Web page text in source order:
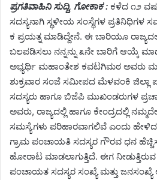
ಪ್ರಗತಿವಾಹಿನಿ ಸುದ್ದಿ, ಗೋಕಾಕ : ಕಳೆದ ೧೨
ಸದಸ್ಯನಾಗಿ ಸ್ಥಳೀಯ ಸಂಸ್ಥೆಗಳ ಪ್ರತಿನಿಧಿಗಳ
ಕ ಪ್ರಯತ್ನ ಮಾಡಿದ್ದೇನೆ. ಈ ಬಾರಿಯೂ
ಬಲಪಡಿಸಲು ನನ್ನನ್ನು ೩ನೇ ಬಾರಿಗೆ ಆಯ್ಕೆ
ಅಭ್ಯರ್ಥಿ ಮಹಾಂತೇಶ ಕವಟಗಿಮಠ ಅವರು
ಶುಕ್ರವಾರ ಸಂಜೆ ಸಮೀಪದ ಮೆಳವಂಕಿ ಜಿಲ್ಲಾ
ಸದಸ್ಯರು ಹಾಗೂ ಬಿಜೆಪಿ ಮುಖಂಡರುಗಳ
ಅವರು, ರಾಜ್ಯದಲ್ಲಿ ಹಾಗೂ ಕೇಂದ್ರದಲ್ಲಿ
ಸಮಸ್ಯೆಗಳು ಪರಿಹಾರವಾಗಲಿವೆ ಎಂದು
ಗ್ರಾಮ ಪಂಚಾಯತಿ ಸದಸ್ಯರ ಗೌರವ ಧನ
ಹೋರಾಟ ಮಾಡಲಾಗುತ್ತಿದೆ. ಈಗ ನೀಡುತ್ತಿರುವ
ಪಂಚಾಯತ ಸದಸ್ಯರ ಸಂಖ್ಯೆ ಮತ್ತು